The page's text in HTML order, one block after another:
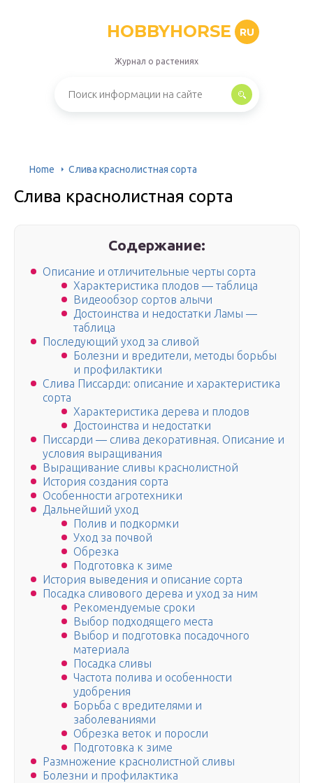
HOBBYHORSE RU
Журнал о растениях
Home Слива краснолистная сорта
Слива краснолистная сорта
Содержание:
Описание и отличительные черты сорта
Характеристика плодов — таблица
Видеообзор сортов алычи
Достоинства и недостатки Ламы —
таблица
Последующий уход за сливой
Болезни и вредители, методы борьбы
и профилактики
Слива Писсарди: описание и характеристика
сорта
Характеристика дерева и плодов
Достоинства и недостатки
Писсарди — слива декоративная. Описание и
условия выращивания
Выращивание сливы краснолистной
История создания сорта
Особенности агротехники
Дальнейший уход
Полив и подкормки
Уход за почвой
Обрезка
Подготовка к зиме
История выведения и описание сорта
Посадка сливового дерева и уход за ним
Рекомендуемые сроки
Выбор подходящего места
Выбор и подготовка посадочного
материала
Посадка сливы
Частота полива и особенности
удобрения
Борьба с вредителями и
заболеваниями
Обрезка веток и поросли
Подготовка к зиме
Размножение краснолистной сливы
Болезни и профилактика